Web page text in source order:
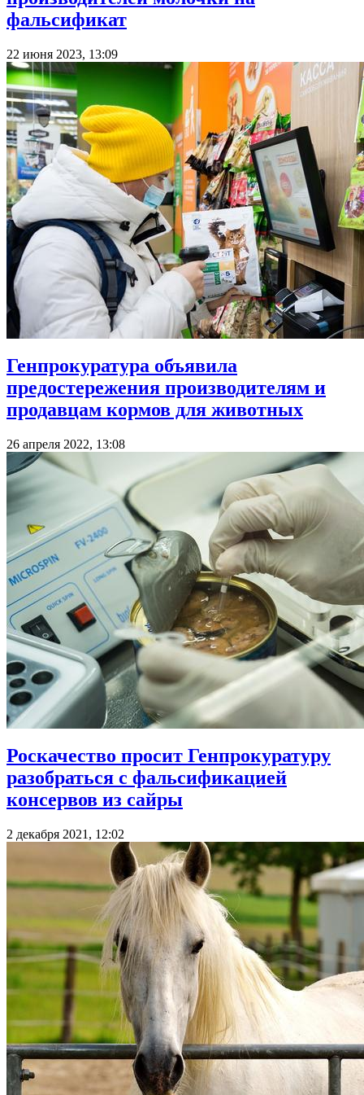
фальсификат
22 июня 2023, 13:09
Генпрокуратура объявила
предостережения производителям и
продавцам кормов для животных
26 апреля 2022, 13:08
Роскачество просит Генпрокуратуру
разобраться с фальсификацией
консервов из сайры
2 декабря 2021, 12:02